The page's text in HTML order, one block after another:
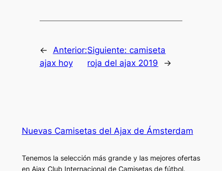
← Anterior:
ajax hoy
Siguiente:camiseta
roja del ajax 2019
→
Nuevas Camisetas del Ajax de Ámsterdam
Tenemos la selección más grande y las mejores ofertas
en Ajax Club Internacional de Camisetas de fútbol.